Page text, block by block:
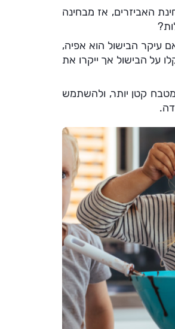
האביזרים, אז מבחינה
עיקר הבישול הוא אפיה,
על הבישול אך ייקרו את
קטן יותר, ולהשתמש